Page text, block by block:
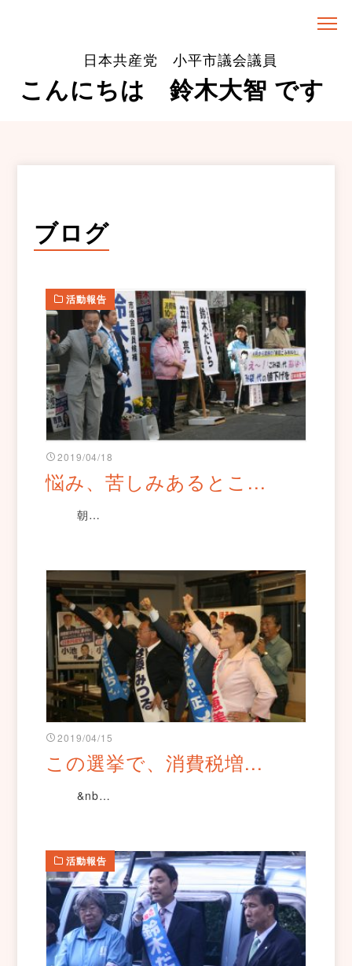
日本共産党 小平市議会議員
こんにちは 鈴木大智 です
ブログ
活動報告
2019/04/18
悩み、苦しみあるとこ...
朝…
2019/04/15
この選挙で、消費税増...
&nb…
活動報告